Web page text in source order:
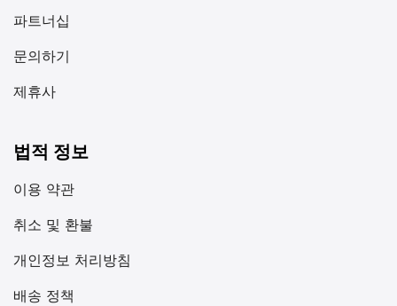
파트너십
문의하기
제휴사
법적 정보
이용 약관
취소 및 환불
개인정보 처리방침
배송 정책